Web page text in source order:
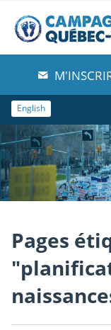
À propos de nous
Blog
Comprendre
Agir
Boutique
English
Pages